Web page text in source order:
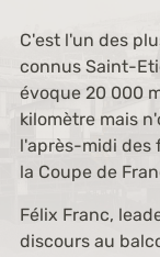
C'est l'un des
connus Saint-
évoque 20 000
kilomètre mais
l'après-midi des
la Coupe de
Félix Franc,
discours au